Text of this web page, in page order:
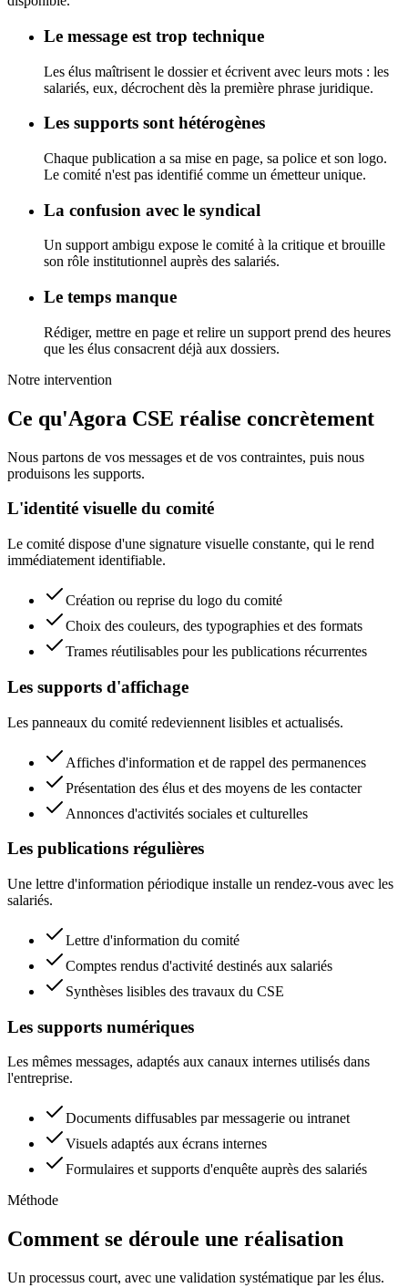
Le message est trop technique
Les élus maîtrisent le dossier et écrivent avec leurs mots : les
salariés, eux, décrochent dès la première phrase juridique.
Les supports sont hétérogènes
Chaque publication a sa mise en page, sa police et son logo.
Le comité n'est pas identifié comme un émetteur unique.
La confusion avec le syndical
Un support ambigu expose le comité à la critique et brouille
son rôle institutionnel auprès des salariés.
Le temps manque
Rédiger, mettre en page et relire un support prend des heures
que les élus consacrent déjà aux dossiers.
Notre intervention
Ce qu'Agora CSE réalise concrètement
Nous partons de vos messages et de vos contraintes, puis nous
produisons les supports.
L'identité visuelle du comité
Le comité dispose d'une signature visuelle constante, qui le rend
immédiatement identifiable.
Création ou reprise du logo du comité
Choix des couleurs, des typographies et des formats
Trames réutilisables pour les publications récurrentes
Les supports d'affichage
Les panneaux du comité redeviennent lisibles et actualisés.
Affiches d'information et de rappel des permanences
Présentation des élus et des moyens de les contacter
Annonces d'activités sociales et culturelles
Les publications régulières
Une lettre d'information périodique installe un rendez-vous avec les
salariés.
Lettre d'information du comité
Comptes rendus d'activité destinés aux salariés
Synthèses lisibles des travaux du CSE
Les supports numériques
Les mêmes messages, adaptés aux canaux internes utilisés dans
l'entreprise.
Documents diffusables par messagerie ou intranet
Visuels adaptés aux écrans internes
Formulaires et supports d'enquête auprès des salariés
Méthode
Comment se déroule une réalisation
Un processus court, avec une validation systématique par les élus.